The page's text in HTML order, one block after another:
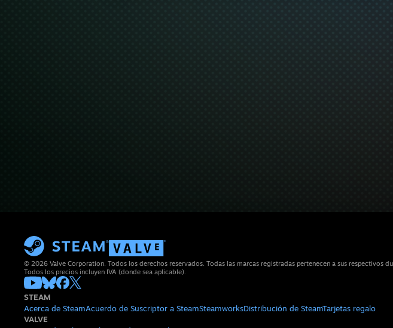
© 2026 Valve Corporation. Todos los derechos reservados. Todas las marcas registradas pertenecen a sus respectivos
Todos los precios incluyen IVA (donde sea aplicable).
STEAM
Acerca de SteamAcuerdo de Suscriptor a SteamSteamworksDistribución de SteamTarjetas regalo
VALVE